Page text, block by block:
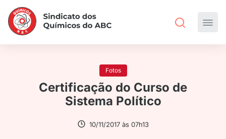
Fotos
Certificação do Curso de
Sistema Político
10/11/2017 às 07h13